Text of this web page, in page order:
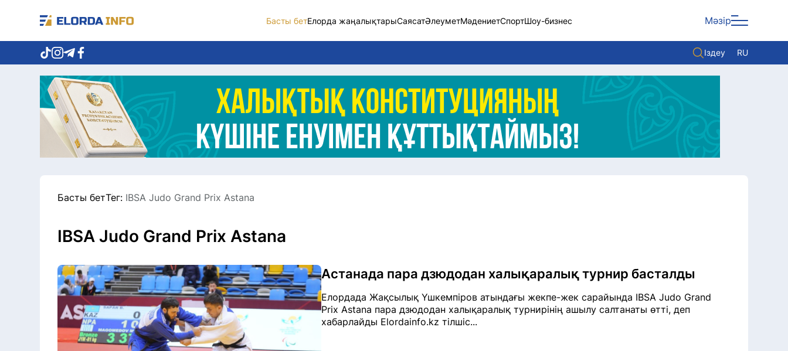
Басты бетЕлорда жаңалықтарыСаясатӘлеуметМәдениетСпортШоу-бизнес Мәзір
Іздеу RU
Елорда жаңалықтары
Көзқарас
Саясат
Видео
Әлеумет
Әлем
Басты бетТег: IBSA Judo Grand Prix Astana​​​​​​​
IBSA Judo Grand Prix Astana​​​​​​​
Астанада пара дзюдодан халықаралық турнир басталды
Елордада Жақсылық Үшкемпіров атындағы жекпе-жек сарайында IBSA Judo Grand
Prix Astana пара дзюдодан халықаралық турнирінің ашылу салтанаты өтті, деп
хабарлайды Elordainfo.kz тілшіс...